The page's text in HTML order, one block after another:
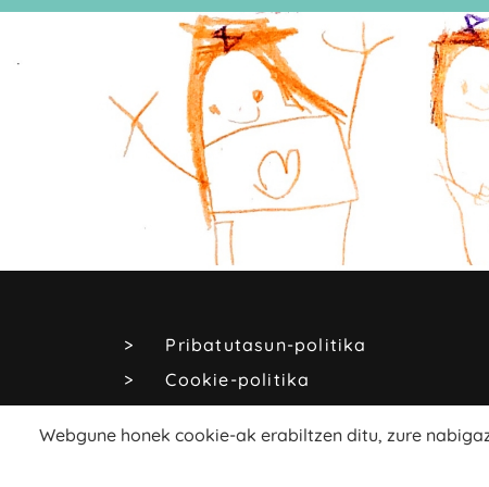
Pribatutasun-politika
Cookie-politika
Webgune honek cookie-ak erabiltzen ditu, zure